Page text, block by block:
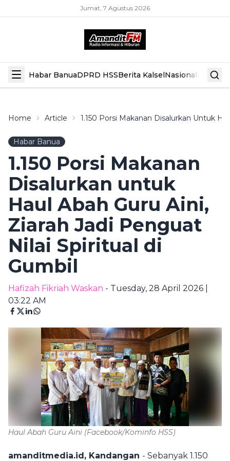
Jumat, 7 Agustus 2026
Habar BanuaDPRD HSSBerita KalselNasional Hiburan
Home Article 1.150 Porsi Makanan Disalurkan Untuk
Habar Banua
1.150 Porsi Makanan
Disalurkan untuk
Haul Abah Guru Aini,
Ziarah Jadi Penguat
Nilai Spiritual di
Gumbil
Hafizah Fikriah Waskan - Tuesday, 28 April 2026 |
03:22 AM
Haul Abah Guru Aini (Facebook/Kominfo HSS)
amanditmedia.id, Kandangan - Sebanyak 1.150